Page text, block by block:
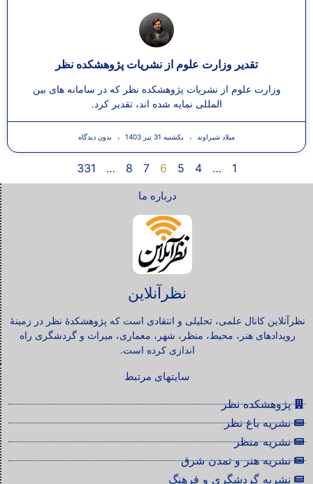
تقدیر وزارت علوم از نشریات پژوهشکده نظر
وزارت علوم از نشریات پژوهشکده نظر که در سامانه های بین
المللی نمایه شده اند، تقدیر کرد.
میلاد شیراوند یکشنبه 31 تیر 1403 بدون دیدگاه
1
…
4
5
6
7
8
…
331
درباره ما
نظرآنلاین
نظرآنلاین کانال علمی، تحلیلی و انتقادی است که پژوهشکدۀ نظر در زمینۀ
رویدادهای هنر، محیط، منظر، شهر، معماری، میراث و گردشگری راه
اندازی کرده است.
سایتهای مرتبط
پژوهشکده نظر
نشریه باغ نظر
نشریه منظر
نشریه هنر و تمدن شرق
نشریه گردشگری و فرهنگ